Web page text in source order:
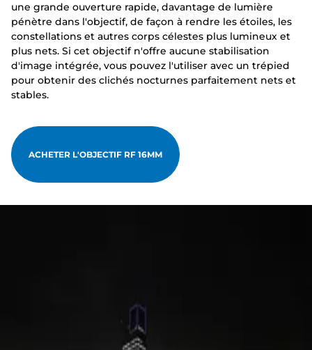
une grande ouverture rapide, davantage de lumière
pénètre dans l'objectif, de façon à rendre les étoiles, les
constellations et autres corps célestes plus lumineux et
plus nets. Si cet objectif n'offre aucune stabilisation
d'image intégrée, vous pouvez l'utiliser avec un trépied
pour obtenir des clichés nocturnes parfaitement nets et
stables.
ACHETER L'OBJECTIF RF 16MM